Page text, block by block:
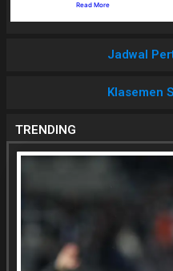
Read More
Jadwal
Klasemen
TRENDING